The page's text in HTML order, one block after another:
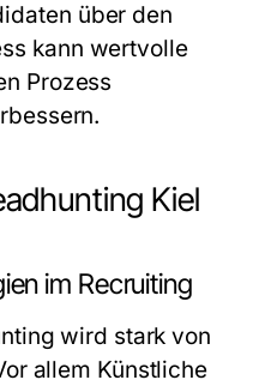
über den
kann wertvolle
Prozess
Kiel
im Recruiting
wird stark von
allem Künstliche